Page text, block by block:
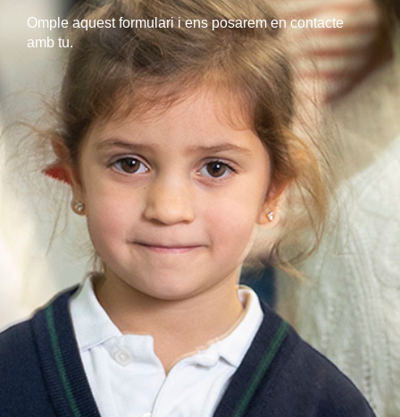
Omple aquest formulari i ens posarem en contacte
amb tu.